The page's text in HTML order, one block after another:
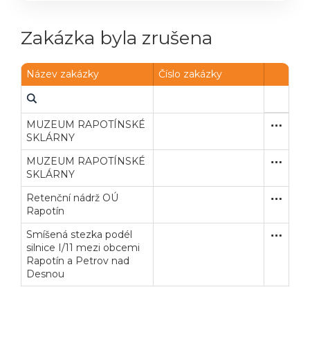
Zakázka byla zrušena
Název zakázky Číslo zakázky
MUZEUM RAPOTÍNSKÉ
SKLÁRNY
MUZEUM RAPOTÍNSKÉ
SKLÁRNY
Retenční nádrž OÚ
Rapotín
Smíšená stezka podél
silnice I/11 mezi obcemi
Rapotín a Petrov nad
Desnou